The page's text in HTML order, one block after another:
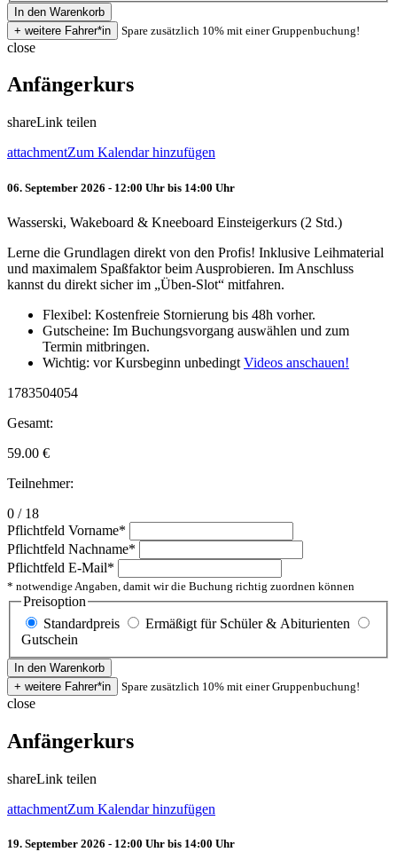
Spare zusätzlich 10% mit einer Gruppenbuchung!
close
Anfängerkurs
shareLink teilen
attachmentZum Kalendar hinzufügen
06. September 2026 - 12:00 Uhr bis 14:00 Uhr
Wasserski, Wakeboard & Kneeboard Einsteigerkurs (2 Std.)
Lerne die Grundlagen direkt von den Profis! Inklusive Leihmaterial
und maximalem Spaßfaktor beim Ausprobieren. Im Anschluss
kannst du direkt sicher im „Üben-Slot“ mitfahren.
Flexibel: Kostenfreie Stornierung bis 48h vorher.
Gutscheine: Im Buchungsvorgang auswählen und zum
Termin mitbringen.
Wichtig: vor Kursbeginn unbedingt Videos anschauen!
1783504054
Gesamt:
59.00 €
Teilnehmer:
0 / 18
Pflichtfeld Vorname*
Pflichtfeld Nachname*
Pflichtfeld E-Mail*
* notwendige Angaben, damit wir die Buchung richtig zuordnen können
Preisoption
Standardpreis
Ermäßigt für Schüler & Abiturienten
Gutschein
Spare zusätzlich 10% mit einer Gruppenbuchung!
close
Anfängerkurs
shareLink teilen
attachmentZum Kalendar hinzufügen
19. September 2026 - 12:00 Uhr bis 14:00 Uhr